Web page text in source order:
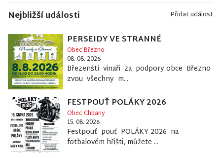
Nejbližší události Přidat událost
PERSEIDY VE STRANNÉ
Obec Březno
08. 08. 2026
Březenští vinaři za podpory obce Březno
zvou všechny m...
FESTPOUŤ POLÁKY 2026
Obec Chbany
15. 08. 2026
Festpouť pouť POLÁKY 2026 na
fotbalovém hřišti, můžete ...